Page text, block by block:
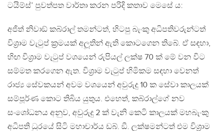
ටයිම්ස්’ පුවත්පත වාර්තා කරන පරිදි කතාව මෙසේ ය:
අජිත් නිවාඞ් කබ්රාල් තමන්ටත්, හිටපු බැංකු අධිපතිවරුන්ටත්
විශ්‍රාම වැටුප් ක්‍රමයක් අලූතින් ඇති කොටගෙන තිබේ. ඒ සඳහා,
හිඟ විශ්‍රාම වැටුප් වශයෙන් රුපියල් ලක්ෂ 70 ක් මේ වන විට
සම්මත කරගෙන ඇත. විශ්‍රාම වැටුප් හිමිකම සඳහා වෙනත්
රාජ්‍ය සේවකයන් අවම වශයෙන් අවුරුදු 10 ක සේවා කාලයක්
සම්පූර්ණ කොට තිබිය යුතුය. එහෙත්, කබ්රාල්ගේ නව
සංශෝධනය අනුව, අවුරුදු 2 ක් වැනි කෙටි කාලයක් මහබැංකු
අධිපති ධුරයේ සිටි මහාචාර්ය ඩබ්. ඞී. ලක්ෂමන්ටත් එම විශ්‍රාම